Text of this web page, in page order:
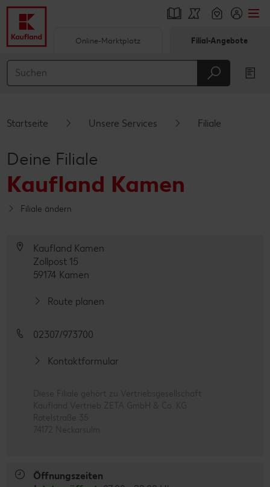
Hauptinhalt
Online-Marktplatz Filial-Angebote
Startseite Unsere Services Filiale
Deine Filiale
Kaufland Kamen
Filiale ändern
Kaufland Kamen
Zollpost 15
59174 Kamen
Route planen
02307/973700
Kontaktformular
Diese Filiale gehört zu Vertriebsgesellschaft
Kaufland Vertrieb ZETA GmbH & Co. KG
Rötelstraße 35
74172 Neckarsulm
Öffnungszeiten